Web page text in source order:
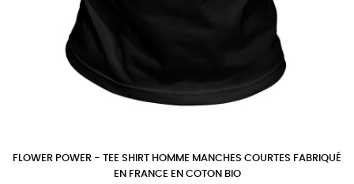
FLOWER POWER - TEE SHIRT HOMME MANCHES COURTES FABRIQUÉ
EN FRANCE EN COTON BIO